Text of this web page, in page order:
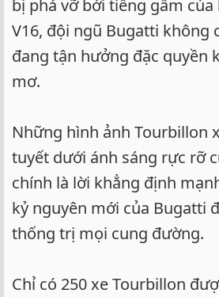
bị phá vỡ bởi tiếng gầm
V16, đội ngũ Bugatti không
đang tận hưởng đặc quyền
mơ.
Những hình ảnh Tourbillon
tuyết dưới ánh sáng rực rỡ
chính là lời khẳng định
kỷ nguyên mới của Bugatti
thống trị mọi cung đường.
Chỉ có 250 xe Tourbillon